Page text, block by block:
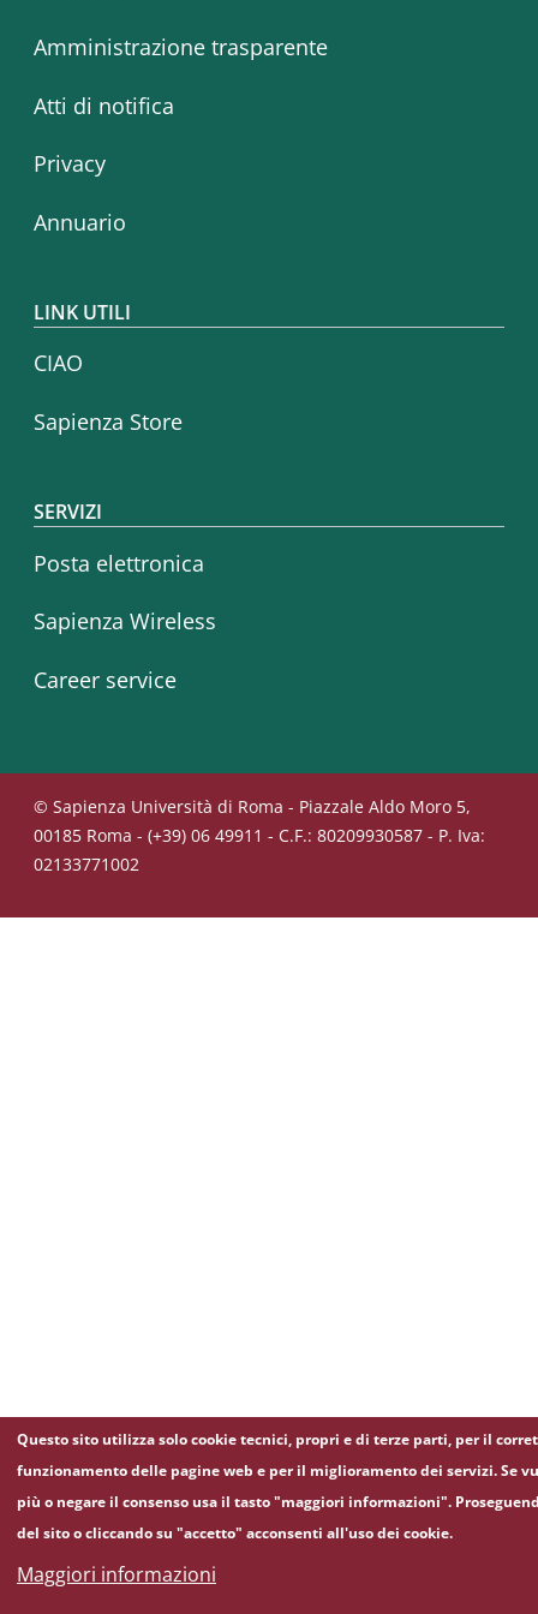
Amministrazione trasparente
Atti di notifica
Privacy
Annuario
LINK UTILI
CIAO
Sapienza Store
SERVIZI
Posta elettronica
Sapienza Wireless
Career service
© Sapienza Università di Roma - Piazzale Aldo Moro 5,
00185 Roma - (+39) 06 49911 - C.F.: 80209930587 - P. Iva:
02133771002
Questo sito utilizza solo cookie tecnici, propri e di terze parti, per il
funzionamento delle pagine web e per il miglioramento dei servizi. Se
più o negare il consenso usa il tasto "maggiori informazioni".
del sito o cliccando su "accetto" acconsenti all'uso dei cookie.
Maggiori informazioni